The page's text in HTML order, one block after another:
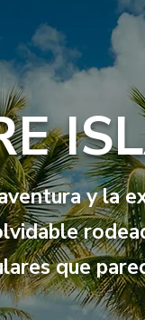
y la
que